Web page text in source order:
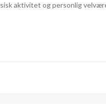
aktivitet og personlig